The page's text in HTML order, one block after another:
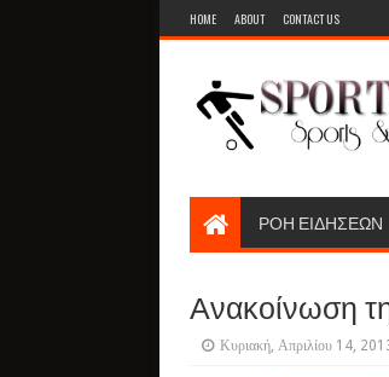
HOME ABOUT CONTACT US
ΡΟΗ ΕΙΔΗΣΕΩΝ
Ανακοίνωση
Κυριακή, Απριλίου 14,